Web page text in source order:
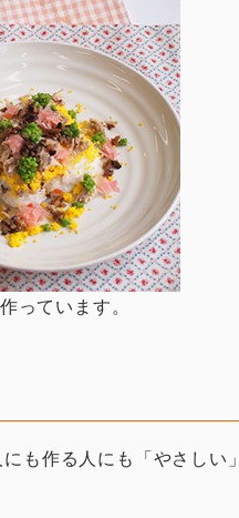
っています。
も作る人にも「やさしい」